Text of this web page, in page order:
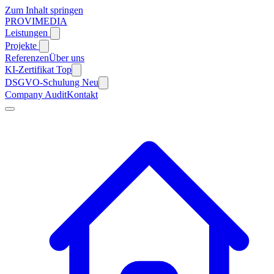
Zum Inhalt springen
PROVIMEDIA
Leistungen
Projekte
ReferenzenÜber uns
KI-Zertifikat Top
DSGVO-Schulung Neu
Company AuditKontakt